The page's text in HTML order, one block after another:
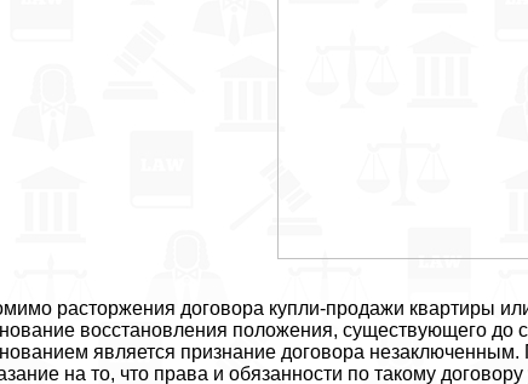
расторжения договора купли-продажи квартиры
восстановления положения, существующего до
является признание договора
на то, что права и обязанности по такому договору